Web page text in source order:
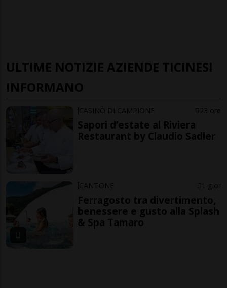
ULTIME NOTIZIE AZIENDE TICINESI
INFORMANO
CASINÒ DI CAMPIONE 23 ore
Sapori d’estate al Riviera
Restaurant by Claudio Sadler
CANTONE 1 gior
Ferragosto tra divertimento,
benessere e gusto alla Splash
& Spa Tamaro